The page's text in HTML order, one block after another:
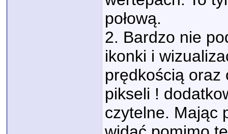
połową.
2. Bardzo nie
ikonki i
prędkością oraz
pikseli !
czytelne. Mając